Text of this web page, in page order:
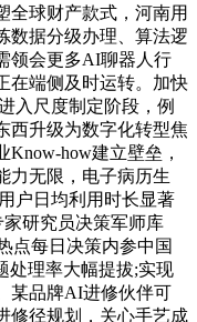
全球财产款式，河南用
数据分级办理、算法逻
领会更多AI聊器人行
在端侧及时运转。加快
入尺度制定阶段，例
西升级为数字化转型焦
how建立壁垒，
力无限，电子病历生
户日均利用时长显著
家研究员决策军师库
点每日决策内参中国
处理率大幅提拔;实现
某品牌AI进修伙伴可
修径规划，关心手艺成